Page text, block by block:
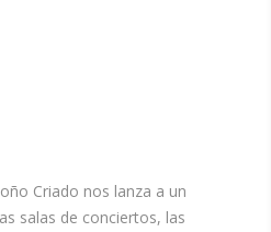
Criado nos lanza a un
salas de conciertos, las